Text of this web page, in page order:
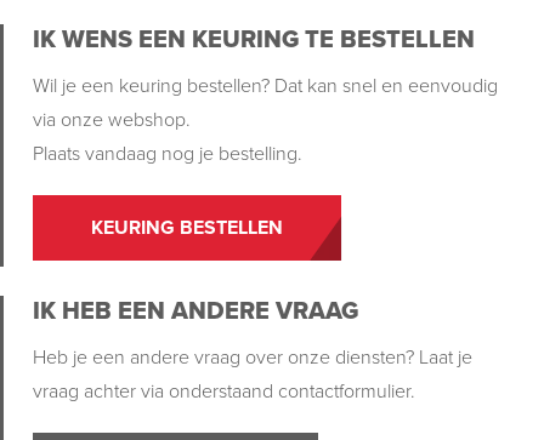
IK WENS EEN KEURING TE BESTELLEN
Wil je een keuring bestellen? Dat kan snel en eenvoudig
via onze webshop.
Plaats vandaag nog je bestelling.
KEURING BESTELLEN
IK HEB EEN ANDERE VRAAG
Heb je een andere vraag over onze diensten? Laat je
vraag achter via onderstaand contactformulier.